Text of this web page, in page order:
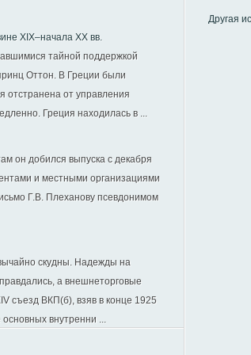
XIX–начала XX вв.
тайной поддержкой
Оттон. В Греции были
отстранена от управления
Греция находилась в ...
он добился выпуска с декабря
и местными организациями
Г.В. Плеханову псевдонимом
скудны. Надежды на
а внешнеторговые
съезд ВКП(б), взяв в конце 1925
внутренни ...
Другая